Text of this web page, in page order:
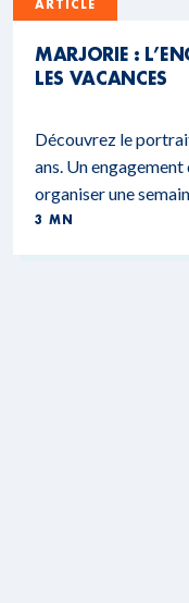
ARTICLE
MARJORIE :
LES VACANCES
Découvrez le
ans. Un
organiser une
3 MN